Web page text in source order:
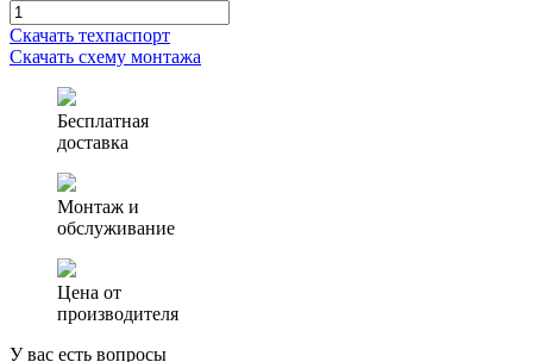
Скачать техпаспорт
Скачать схему монтажа
Бесплатная
доставка
Монтаж и
обслуживание
Цена от
производителя
У вас есть вопросы